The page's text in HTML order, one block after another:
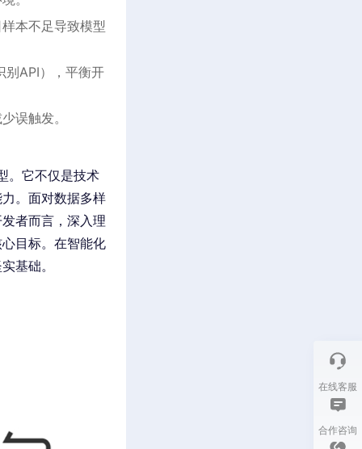
本不足导致模型
别API），平衡开
误触发。
。它不仅是技术
。面对数据多样
者而言，深入理
目标。在智能化
基础。
在线客服
合作咨询